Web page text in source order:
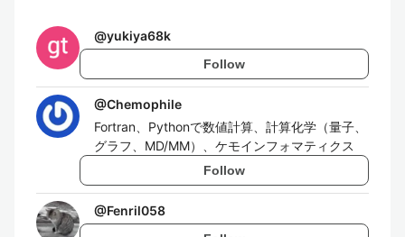
@yukiya68k
Follow
@Chemophile
Fortran、Pythonで数値計算、計算化学（量子、
グラフ、MD/MM）、ケモインフォマティクス
Follow
@Fenril058